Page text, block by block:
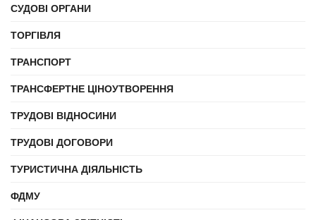
СУДОВІ ОРГАНИ
ТОРГІВЛЯ
ТРАНСПОРТ
ТРАНСФЕРТНЕ ЦІНОУТВОРЕННЯ
ТРУДОВІ ВІДНОСИНИ
ТРУДОВІ ДОГОВОРИ
ТУРИСТИЧНА ДІЯЛЬНІСТЬ
ФДМУ